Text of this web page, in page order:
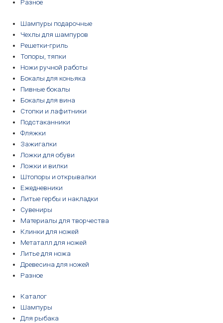
Разное
Шампуры подарочные
Чехлы для шампуров
Решетки-гриль
Топоры, тяпки
Ножи ручной работы
Бокалы для коньяка
Пивные бокалы
Бокалы для вина
Стопки и лафитники
Подстаканники
Фляжки
Зажигалки
Ложки для обуви
Ложки и вилки
Штопоры и открывалки
Ежедневники
Литые гербы и накладки
Сувениры
Материалы для творчества
Клинки для ножей
Метаталл для ножей
Литье для ножа
Древесина для ножей
Разное
Каталог
Шампуры
Для рыбака